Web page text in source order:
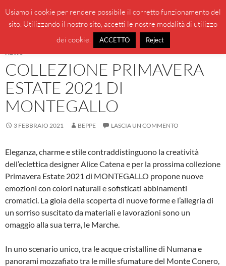
contenuto
BeppeBlog
MENU
NEWS
COLLEZIONE PRIMAVERA
ESTATE 2021 DI
MONTEGALLO
3 FEBBRAIO 2021 BEPPE LASCIA UN COMMENTO
Eleganza, charme e stile contraddistinguono la creatività
dell’eclettica designer Alice Catena e per la prossima collezione
Primavera Estate 2021 di MONTEGALLO propone nuove
emozioni con colori naturali e sofisticati abbinamenti
cromatici. La gioia della scoperta di nuove forme e l’allegria di
un sorriso suscitato da materiali e lavorazioni sono un
omaggio alla sua terra, le Marche.
In uno scenario unico, tra le acque cristalline di Numana e
panorami mozzafiato tra le mille sfumature del Monte Conero,
Usiamo i cookie per rendere possibile il corretto funzionamento del
sito. Utilizzando il nostro sito, accetti le nostre modalità di utilizzo
dei cookie.
ACCETTO Reject